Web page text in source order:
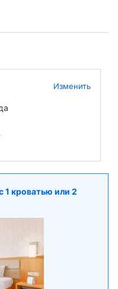
Изменить
кроватью или 2